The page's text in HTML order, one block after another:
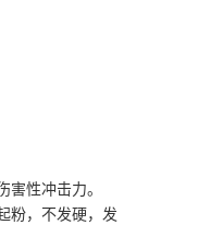
性冲击力。
粉，不发硬，发